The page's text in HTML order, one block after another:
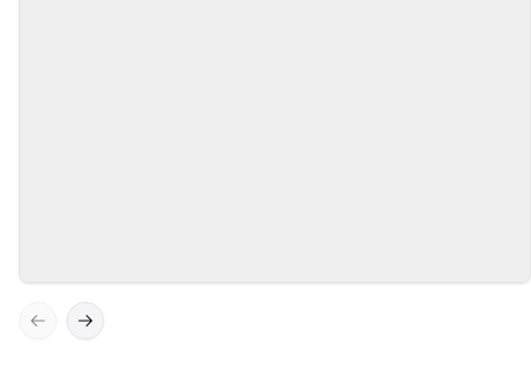
Previous slide
Next slide